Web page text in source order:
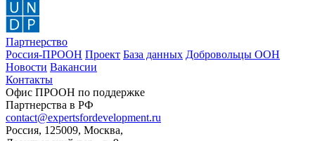
Партнерство
Россия-ПРООН Проект База данных Добровольцы ООН
Новости Вакансии
Контакты
Офис ПРООН по поддержке
Партнерства в РФ
contact@expertsfordevelopment.ru
Россия, 125009, Москва,